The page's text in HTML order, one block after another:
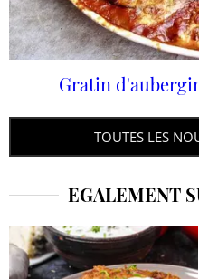
Gratin
TOUTES LES
EGALEMENT